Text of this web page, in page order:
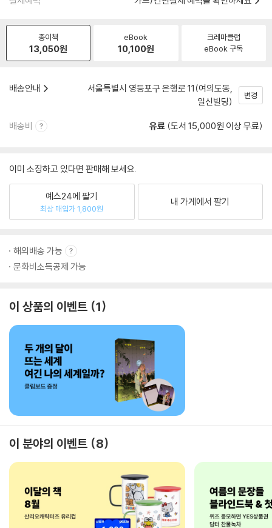
종이책
13,050원
eBook
10,100원
크레마클럽
eBook 구독
배송안내
서울특별시 영등포구 은행로 11(여의도동,
일신빌딩)
변경
배송비 유료 (도서 15,000원 이상 무료)
이미 소장하고 있다면 판매해 보세요.
예스24에 팔기
최상 매입가 1,800원
내 가게에서 팔기
해외배송 가능
문화비소득공제 가능
이 상품의 이벤트 1
이 분야의 이벤트 8